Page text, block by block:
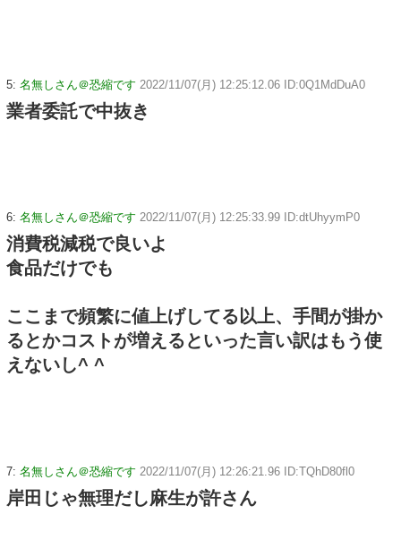
5: 名無しさん＠恐縮です 2022/11/07(月) 12:25:12.06 ID:0Q1MdDuA0
業者委託で中抜き
6: 名無しさん＠恐縮です 2022/11/07(月) 12:25:33.99 ID:dtUhyymP0
消費税減税で良いよ
食品だけでも
ここまで頻繁に値上げしてる以上、手間が掛か
るとかコストが増えるといった言い訳はもう使
えないし^ ^
7: 名無しさん＠恐縮です 2022/11/07(月) 12:26:21.96 ID:TQhD80fl0
岸田じゃ無理だし麻生が許さん